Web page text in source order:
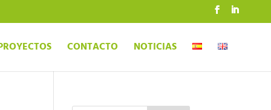
CONTACTO NOTICIAS